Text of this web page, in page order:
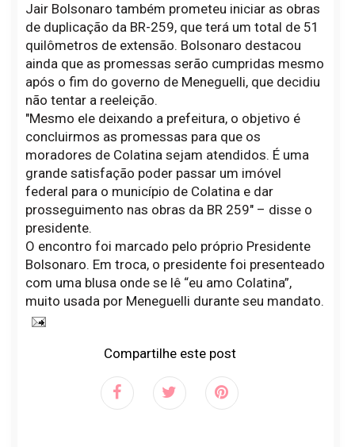
Jair Bolsonaro também prometeu iniciar as obras
de duplicação da BR-259, que terá um total de 51
quilômetros de extensão. Bolsonaro destacou
ainda que as promessas serão cumpridas mesmo
após o fim do governo de Meneguelli, que decidiu
não tentar a reeleição.
"Mesmo ele deixando a prefeitura, o objetivo é
concluirmos as promessas para que os
moradores de Colatina sejam atendidos. É uma
grande satisfação poder passar um imóvel
federal para o município de Colatina e dar
prosseguimento nas obras da BR 259" – disse o
presidente.
O encontro foi marcado pelo próprio Presidente
Bolsonaro. Em troca, o presidente foi presenteado
com uma blusa onde se lê “eu amo Colatina”,
muito usada por Meneguelli durante seu mandato.
Compartilhe este post